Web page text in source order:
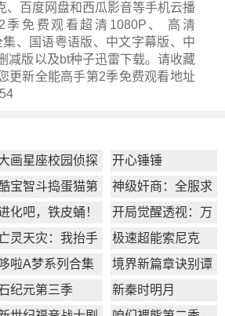
、百度网盘和西瓜影音等手机云播
季免费观看超清1080P、 高清
、国语粤语版、中文字幕版、中
减版以及bt种子迅雷下载。请收藏
更新全能高手第2季免费观看地址
画星座校园侦探
2季
开心锤锤
宝智斗捣蛋猫第
季
神级奸商：全服求
我别薅了
化吧，铁皮蛹！
开局觉醒透视：万
物皆透,我即无敌
灵天灾：我抬手
万骨海
极速超能索尼克
哆啦A梦系列合集
境界新篇章诀别谭
篇
纪元第三季
新秦时明月